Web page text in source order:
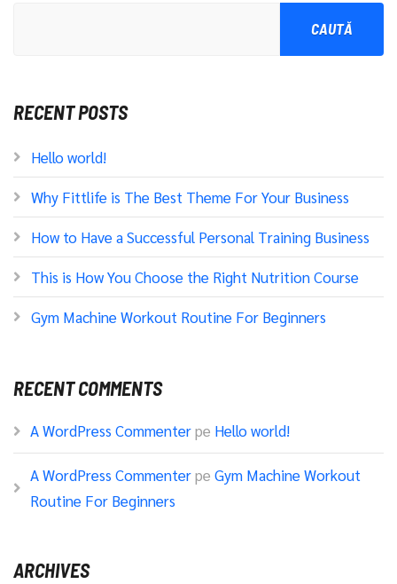
CAUTĂ
RECENT POSTS
Hello world!
Why Fittlife is The Best Theme For Your Business
How to Have a Successful Personal Training Business
This is How You Choose the Right Nutrition Course
Gym Machine Workout Routine For Beginners
RECENT COMMENTS
A WordPress Commenterpe Hello world!
A WordPress Commenterpe Gym Machine Workout
Routine For Beginners
ARCHIVES